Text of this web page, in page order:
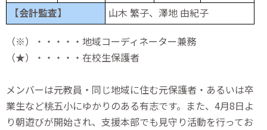
【会計監査】
山木 繁子、澤地 由紀子
（※）・・・・・地域コーディネーター兼務
（★）・・・・・在校生保護者
メンバーは元教員・同じ地域に住む元保護者・あるいは卒
業生など桃五小にゆかりのある有志です。また、4月8日よ
り朝遊びが開始され、支援本部でも見守り活動を行ってお